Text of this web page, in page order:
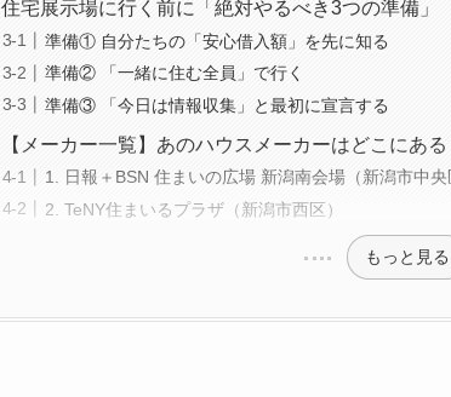
住宅展示場に行く前に「絶対やるべき3つの準備」
準備① 自分たちの「安心借入額」を先に知る
準備② 「一緒に住む全員」で行く
準備③ 「今日は情報収集」と最初に宣言する
【メーカー一覧】あのハウスメーカーはどこにあ
1. 日報＋BSN 住まいの広場 新潟南会場（新潟市中央
2. TeNY住まいるプラザ（新潟市西区）
もっと見る